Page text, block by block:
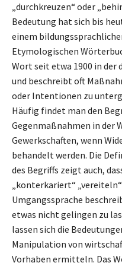
„durchkreuzen“ oder
Bedeutung hat sich bis
einem
Etymologischen
Wort seit etwa 1900 in der
und beschreibt oft
oder Intentionen zu
Häufig findet man den
Gegenmaßnahmen in der
Gewerkschaften, wenn
behandelt werden. Die
des Begriffs zeigt auch,
„konterkariert“
Umgangssprache
etwas nicht gelingen zu
lassen sich die
Manipulation von
Vorhaben ermitteln. Das